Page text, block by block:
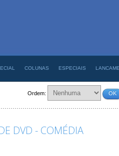
COLUNAS ESPECIAIS
Ordem: OK
DVD - COMÉDIA